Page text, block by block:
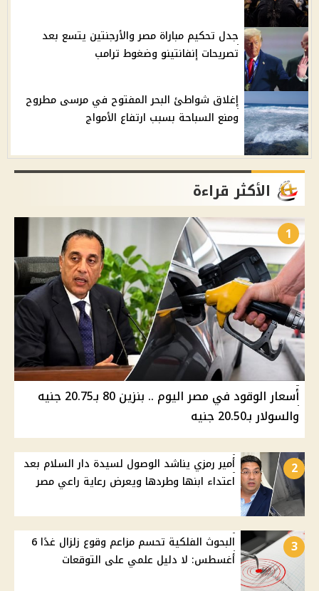
جدل تحكيم مباراة مصر والأرجنتين يتسع بعد
تصريحات إنفانتينو وضغوط ترامب
إغلاق شواطئ البحر المفتوح في مرسى مطروح
ومنع السباحة بسبب ارتفاع الأمواج
الأكثر قراءة
1
أسعار الوقود في مصر اليوم .. بنزين 80 بـ20.75 جنيه
والسولار بـ20.50 جنيه
2
أمير رمزي يناشد الوصول لسيدة دار السلام بعد
اعتداء ابنها وطردها ويعرض رعاية راعي مصر
3
البحوث الفلكية تحسم مزاعم وقوع زلزال غدًا 6
أغسطس: لا دليل علمي على التوقعات